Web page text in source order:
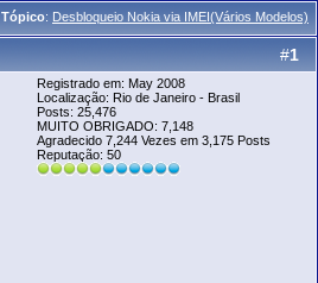
Tópico: Desbloqueio Nokia via IMEI(Vários Modelos)
#1
Registrado em: May 2008
Localização: Rio de Janeiro - Brasil
Posts: 25,476
MUITO OBRIGADO: 7,148
Agradecido 7,244 Vezes em 3,175 Posts
Reputação: 50